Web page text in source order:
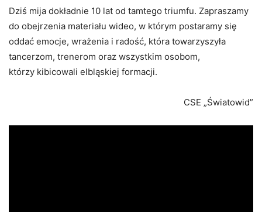
Dziś mija dokładnie 10 lat od tamtego triumfu. Zapraszamy
do obejrzenia materiału wideo, w którym postaramy się
oddać emocje, wrażenia i radość, która towarzyszyła
tancerzom, trenerom oraz wszystkim osobom,
którzy kibicowali elbląskiej formacji.
CSE „Światowid”